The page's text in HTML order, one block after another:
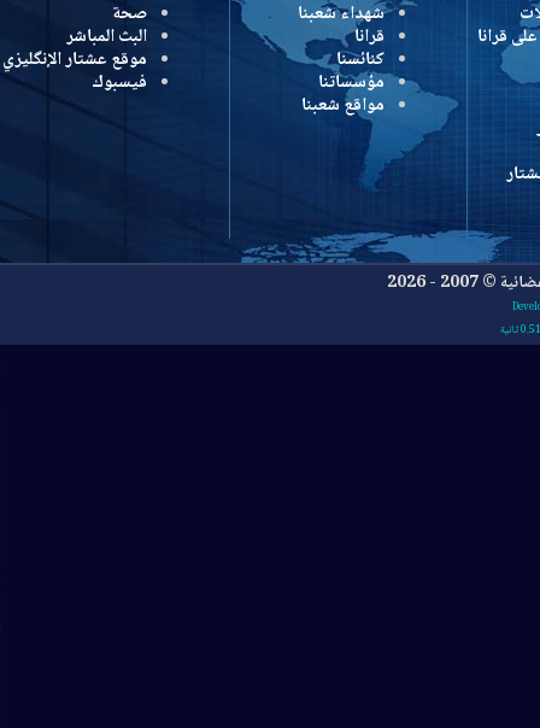
شهداء شعبنا
قرانا
كنائسنا
مؤسساتنا
مواقع شعبنا
صحة
البث المباشر
موقع عشتار الإنگليزي
فيسبوك
2026